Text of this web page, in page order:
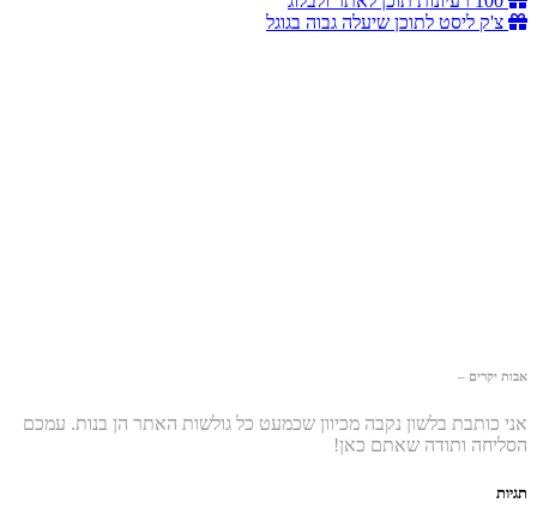
צ'ק ליסט לתוכן שיעלה גבוה בגוגל
אבות יקרים –
אני כותבת בלשון נקבה מכיוון שכמעט כל גולשות האתר הן בנות. עמכם
הסליחה ותודה שאתם כאן!
תגיות